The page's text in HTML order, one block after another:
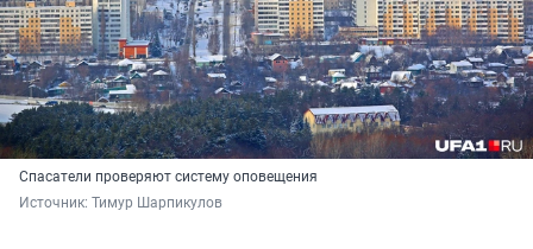
Спасатели проверяют систему оповещения
Источник: Тимур Шарпикулов